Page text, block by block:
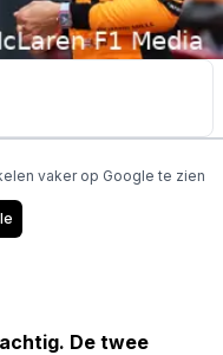
vaker op Google te zien
De twee